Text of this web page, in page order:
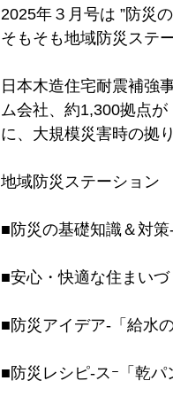
2025年３月号は ”防災
そもそも地域防災ステ
日本木造住宅耐震補強
ム会社、約1,300拠点
に、大規模災害時の拠
地域防災ステーション
■防災の基礎知識＆対策
■安心・快適な住まい
■防災アイデア-「給水
■防災レシピ-スｰ「乾パ